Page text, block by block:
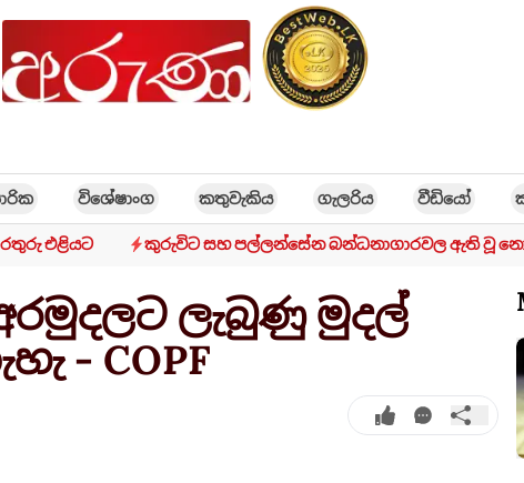
විශේෂාංග කතුවැකිය ගැලරිය වීඩියෝ
එළියට කුරුවිට සහ පල්ලන්සේන බන්ධනාගාරවල ඇති වූ
අරමුදලට ලැබුණු මුදල්
- COPF